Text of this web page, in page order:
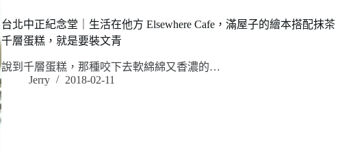
台北中正紀念堂｜生活在他方 Elsewhere Cafe，滿屋子的繪本搭配抹茶
千層蛋糕，就是要裝文青
說到千層蛋糕，那種咬下去軟綿綿又香濃的…
Jerry
2018-02-11